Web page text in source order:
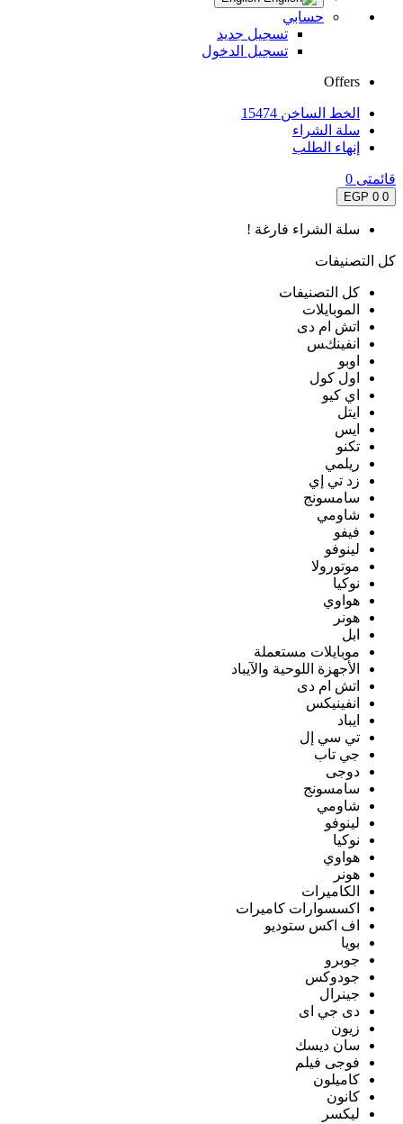
حسابي
تسجيل جديد
تسجيل الدخول
Offers
الخط الساخن 15474
سلة الشراء
إنهاء الطلب
قائمتى 0
0
0 EGP
سلة الشراء فارغة !
كل التصنيفات
كل التصنيفات
الموبايلات
اتش ام دى
انفينكس
اوبو
اول كول
اي كيو
ايتل
ايس
تكنو
ريلمي
زد تي إي
سامسونج
شاومي
فيفو
لينوفو
موتورولا
نوكيا
هواوي
هونر
ابل
موبايلات مستعملة
الأجهزة اللوحية والآيباد
اتش ام دى
انفينيكس
ايباد
تي سي إل
جي تاب
دوجى
سامسونج
شاومي
لينوفو
نوكيا
هواوي
هونر
الكاميرات
اكسسوارات كاميرات
اف اكس ستوديو
بويا
جوبرو
جودوكس
جينرال
دى جي اى
زيون
سان ديسك
فوجى فيلم
كاميلون
كانون
ليكسر